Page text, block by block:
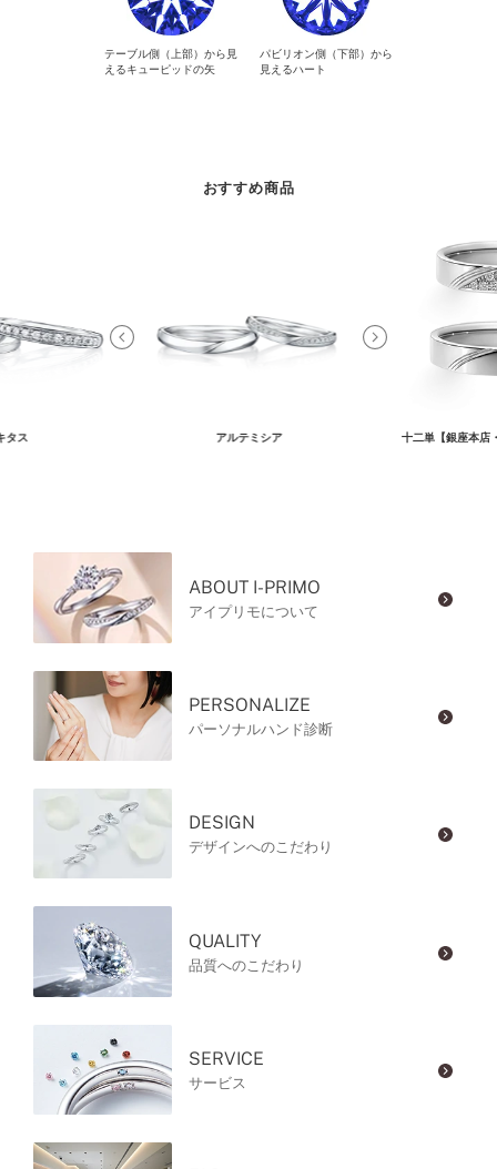
テーブル側（上部）から見
えるキューピッドの矢
パビリオン側（下部）から
見えるハート
おすすめ商品
タス アルテミシア 十二単【銀座本店
ABOUT I-PRIMO
アイプリモについて
PERSONALIZE
パーソナルハンド診断
DESIGN
デザインへのこだわり
QUALITY
品質へのこだわり
SERVICE
サービス